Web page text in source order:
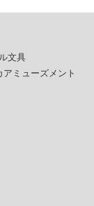
文具
アミューズメント